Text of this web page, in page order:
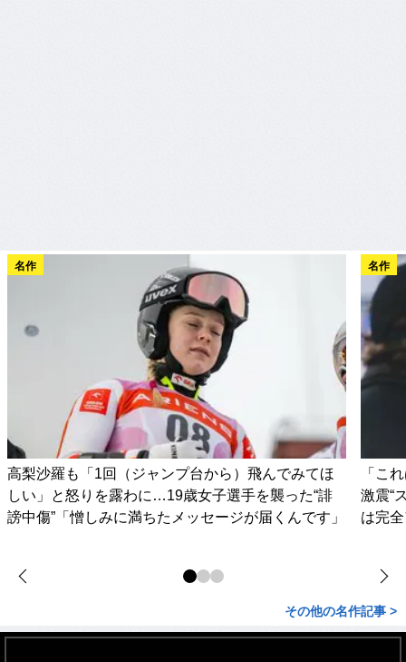
名作
高梨沙羅も「1回（ジャンプ台から）飛んでみてほ
しい」と怒りを露わに…19歳女子選手を襲った“誹
謗中傷”「憎しみに満ちたメッセージが届くんです」
名作
「こ
激震“
は完
その他の名作記事 >